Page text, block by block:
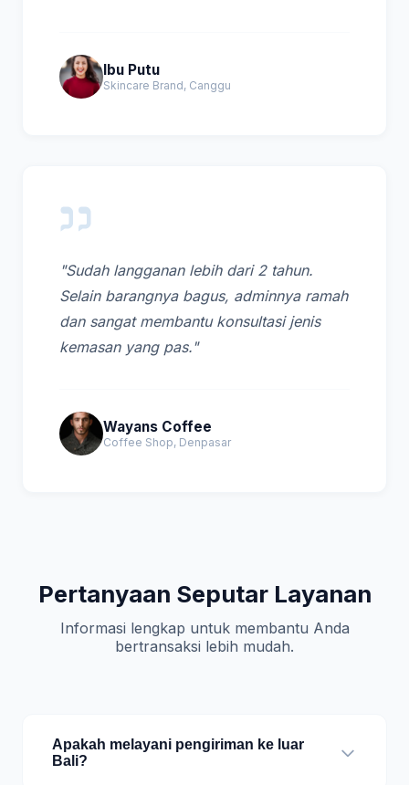
Ibu Putu
Skincare Brand, Canggu
"Sudah langganan lebih dari 2 tahun.
Selain barangnya bagus, adminnya ramah
dan sangat membantu konsultasi jenis
kemasan yang pas."
Wayans Coffee
Coffee Shop, Denpasar
Pertanyaan Seputar Layanan
Informasi lengkap untuk membantu Anda
bertransaksi lebih mudah.
Apakah melayani pengiriman ke luar
Bali?